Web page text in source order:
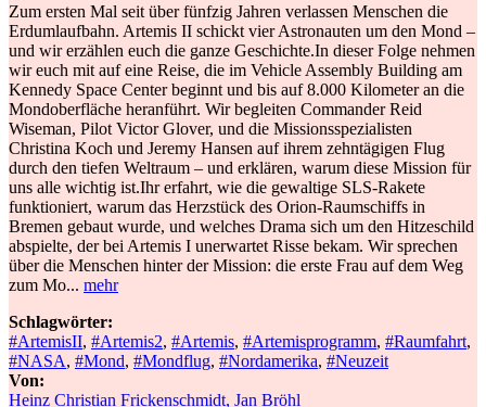
Zum ersten Mal seit über fünfzig Jahren verlassen Menschen die
Erdumlaufbahn. Artemis II schickt vier Astronauten um den Mond –
und wir erzählen euch die ganze Geschichte.In dieser Folge nehmen
wir euch mit auf eine Reise, die im Vehicle Assembly Building am
Kennedy Space Center beginnt und bis auf 8.000 Kilometer an die
Mondoberfläche heranführt. Wir begleiten Commander Reid
Wiseman, Pilot Victor Glover, und die Missionsspezialisten
Christina Koch und Jeremy Hansen auf ihrem zehntägigen Flug
durch den tiefen Weltraum – und erklären, warum diese Mission für
uns alle wichtig ist.Ihr erfahrt, wie die gewaltige SLS-Rakete
funktioniert, warum das Herzstück des Orion-Raumschiffs in
Bremen gebaut wurde, und welches Drama sich um den Hitzeschild
abspielte, der bei Artemis I unerwartet Risse bekam. Wir sprechen
über die Menschen hinter der Mission: die erste Frau auf dem Weg
zum Mo... mehr
Schlagwörter:
#ArtemisII, #Artemis2, #Artemis, #Artemisprogramm, #Raumfahrt,
#NASA, #Mond, #Mondflug, #Nordamerika, #Neuzeit
Von:
Heinz Christian Frickenschmidt, Jan Bröhl